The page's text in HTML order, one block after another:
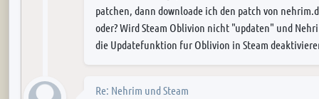
patchen, dann downloade ich den patch von
oder? Wird Steam Oblivion nicht "updaten" und
die Updatefunktion fur Oblivion in Steam
Re: Nehrim und Steam